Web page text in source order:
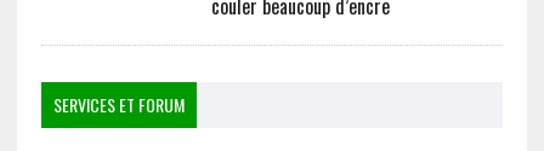
SERVICES ET FORUM